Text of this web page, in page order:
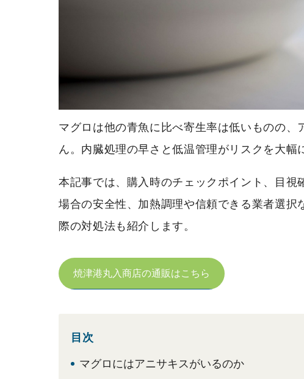
マグロは他の青魚に比べ寄生率は低いものの
ん。内臓処理の早さと低温管理がリスクを大幅
本記事では、購入時のチェックポイント、目
場合の安全性、加熱調理や信頼できる業者選択
際の対処法も紹介します。
焼津港丸入商店の通販はこちら
目次
マグロにはアニサキスがいるのか